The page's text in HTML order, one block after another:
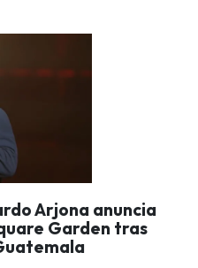
Arjona anuncia
Garden tras